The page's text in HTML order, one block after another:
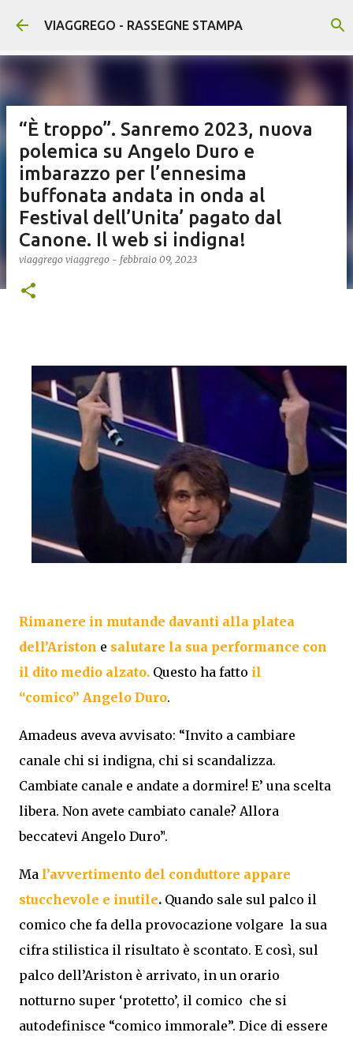
Passa ai contenuti principali
VIAGGREGO - RASSEGNE STAMPA
“È troppo”. Sanremo 2023, nuova
polemica su Angelo Duro e
imbarazzo per l’ennesima
buffonata andata in onda al
Festival dell’Unita’ pagato dal
Canone. Il web si indigna!
viaggrego viaggrego - febbraio 09, 2023
Rimanere in mutande davanti alla platea
dell’Ariston e salutare la sua performance con
il dito medio alzato. Questo ha fatto il
“comico” Angelo Duro.
Amadeus aveva avvisato: “Invito a cambiare
canale chi si indigna, chi si scandalizza.
Cambiate canale e andate a dormire! E’ una scelta
libera. Non avete cambiato canale? Allora
beccatevi Angelo Duro”.
Ma l’avvertimento del conduttore appare
stucchevole e inutile. Quando sale sul palco il
comico che fa della provocazione volgare la sua
cifra stilistica il risultato è scontato. E così, sul
palco dell’Ariston è arrivato, in un orario
notturno super ‘protetto’, il comico che si
autodefinisce “comico immorale”. Dice di essere